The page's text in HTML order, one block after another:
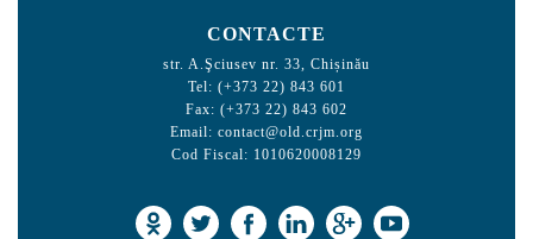
CONTACTE
str. A.Şciusev nr. 33, Chișinău
Tel: (+373 22) 843 601
Fax: (+373 22) 843 602
Email: contact@old.crjm.org
Cod Fiscal: 1010620008129